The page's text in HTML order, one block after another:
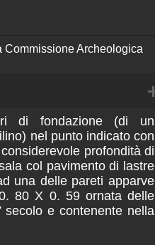
Commissione Archeologica
di fondazione (di un
nel punto indicato con
profondità di
col pavimento di lastre
una delle pareti apparve
80 X 0. 59 ornata delle
e contenente nella